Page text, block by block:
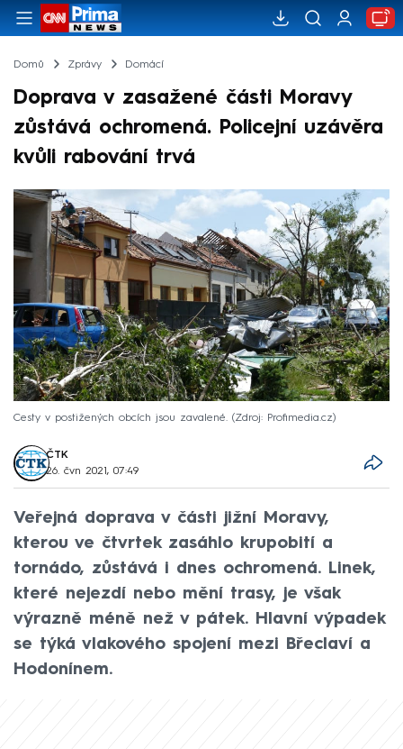
Domů Zprávy Domácí
Doprava v zasažené části Moravy
zůstává ochromená. Policejní uzávěra
kvůli rabování trvá
Cesty v postižených obcích jsou zavalené. Zdroj: Profimedia.cz
ČTK
26. čvn 2021, 07:49
Veřejná doprava v části jižní Moravy,
kterou ve čtvrtek zasáhlo krupobití a
tornádo, zůstává i dnes ochromená. Linek,
které nejezdí nebo mění trasy, je však
výrazně méně než v pátek. Hlavní výpadek
se týká vlakového spojení mezi Břeclaví a
Hodonínem.